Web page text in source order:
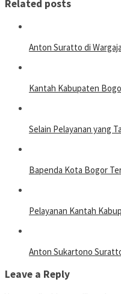
Related posts
Anton Suratto di
Kantah Kabupaten
Selain Pelayanan yang
Bapenda Kota Bogor
Pelayanan Kantah
Anton Sukartono
Leave a Reply